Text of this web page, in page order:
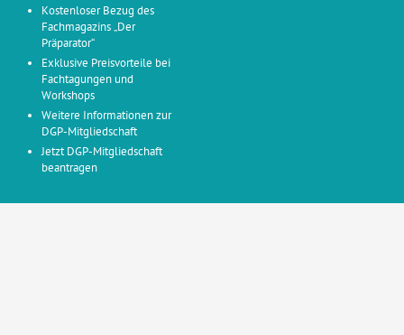
Kostenloser Bezug des
Fachmagazins „Der
Präparator“
Exklusive Preisvorteile bei
Fachtagungen und
Workshops
Weitere Informationen zur
DGP-Mitgliedschaft
Jetzt DGP-Mitgliedschaft
beantragen